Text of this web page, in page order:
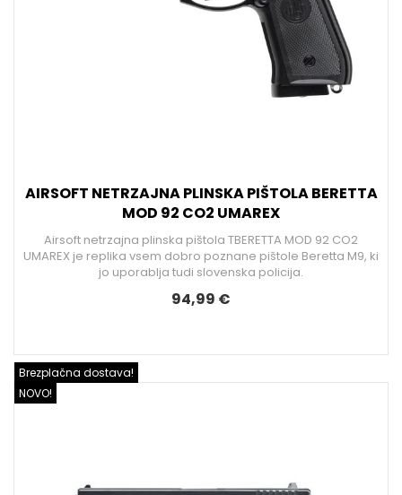
AIRSOFT NETRZAJNA PLINSKA PIŠTOLA BERETTA
MOD 92 CO2 UMAREX
Airsoft netrzajna plinska pištola TBERETTA MOD 92 CO2
UMAREX je replika vsem dobro poznane pištole Beretta M9, ki
jo uporablja tudi slovenska policija.
94,99 €
NOVO!
Brezplačna dostava!